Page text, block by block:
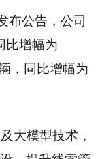
布公告，公司
比增幅为
，同比增幅为
大模型技术，